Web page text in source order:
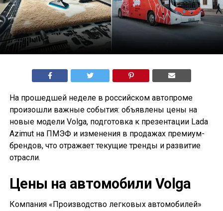
На прошедшей неделе в российском автопроме
произошли важные события: объявлены цены на
новые модели Volga, подготовка к презентации Lada
Azimut на ПМЭФ и изменения в продажах премиум-
брендов, что отражает текущие тренды и развитие
отрасли.
Цены на автомобили Volga
Компания «Производство легковых автомобилей»